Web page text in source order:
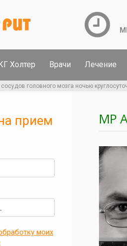
Холтер Врачи Лечение
головного мозга ночью
прием
моих
МР